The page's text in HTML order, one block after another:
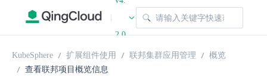
|
2.0
KubeSphere 扩展组件使用 联邦集群应用管理
概览
查看联邦项目概览信息